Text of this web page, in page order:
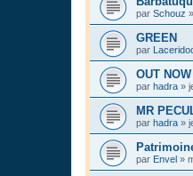
par Schouz »
GREEN
par
OUT
par hadra »
MR
par hadra »
par Envel »